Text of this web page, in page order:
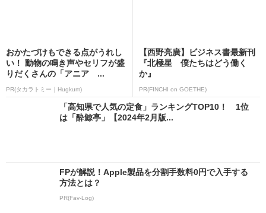
おかたづけもできる点がうれし
い！ 動物の鳴き声やセリフが盛
りだくさんの「アニア ...
PR(タカラトミー｜Hugkum)
【西野亮廣】ビジネス書最新刊
『北極星 僕たちはどう働く
か』
PR(FINCHI on GOETHE)
「高知県で人気の定食」ランキングTOP10！ 1位
は「酔鯨亭」【2024年2月版...
FPが解説！Apple製品を分割手数料0円で入手する
方法とは？
PR(Fav-Log)